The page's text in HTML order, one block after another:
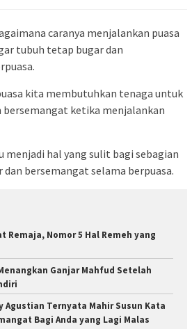
caranya menjalankan puasa
tubuh tetap bugar dan
kita membutuhkan tenaga untuk
ketika menjalankan
menjadi hal yang sulit bagi sebagian
bersemangat selama berpuasa.
Remaja, Nomor 5 Hal Remeh yang
Ganjar Mahfud Setelah
Agustian Ternyata Mahir Susun Kata
Bagi Anda yang Lagi Malas